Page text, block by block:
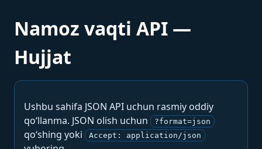
Namoz vaqti API —
Hujjat
Ushbu sahifa JSON API uchun rasmiy oddiy
qo‘llanma. JSON olish uchun
?format=json
qo‘shing yoki Accept: application/json